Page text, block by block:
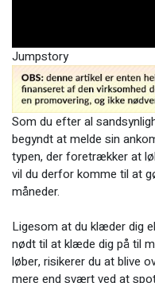
Jumpstory
Som du efter al
begyndt at melde sin
typen, der foretrækker at
vil du derfor komme til at
måneder.
Ligesom at du klæder dig
nødt til at klæde dig på til
løber, risikerer du at blive
mere end svært ved at